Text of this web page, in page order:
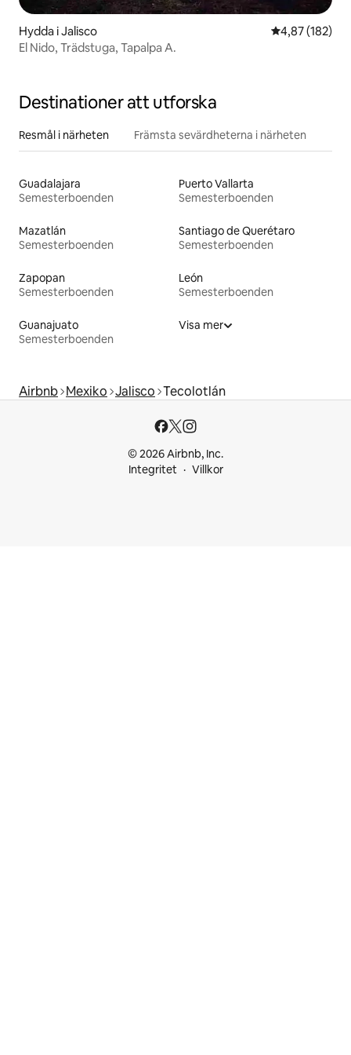
Hydda i Jalisco 4,87 av 5 i
4,87 (182)
El Nido, Trädstuga, Tapalpa A.
Destinationer att utforska
Resmål i närheten Främsta sevärdheterna i närheten
Guadalajara
Semesterboenden
Puerto Vallarta
Semesterboenden
Mazatlán
Semesterboenden
Santiago de Querétaro
Semesterboenden
Zapopan
Semesterboenden
León
Semesterboenden
Guanajuato
Semesterboenden
Visa mer
Airbnb Mexiko Jalisco Tecolotlán
© 2026 Airbnb, Inc.
Integritet
Villkor